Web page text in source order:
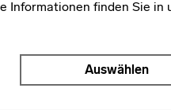
Informationen finden Sie in
Auswählen
Hans